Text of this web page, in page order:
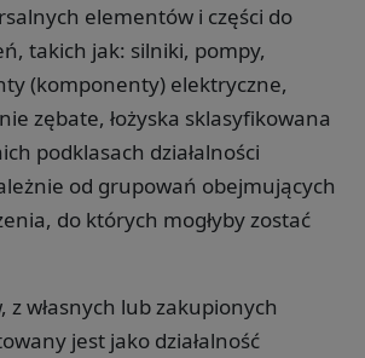
elementów i części do
takich jak: silniki, pompy,
(komponenty) elektryczne,
zębate, łożyska sklasyfikowana
podklasach działalności
od grupowań obejmujących
do których mogłyby zostać
z własnych lub zakupionych
jest jako działalność